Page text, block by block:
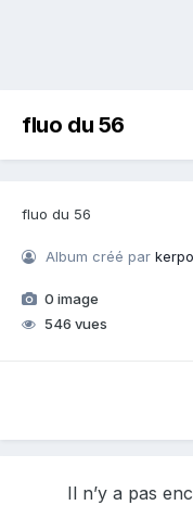
fluo du 56
fluo du 56
Album créé par
0 image
546 vues
Il n’y a pas